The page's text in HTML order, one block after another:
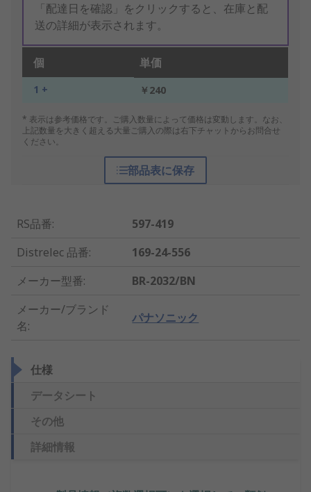
「配達日を確認」をクリックすると、在庫と配
送の詳細が表示されます。
個 単価
1 + ￥240
* 表示は参考価格です。ご購入数量によって価格は変動します。なお、
上記数量を大きく超える大量ご購入の際は右下チャットからお問合せ
ください。
部品表に保存
RS品番:
597-419
Distrelec 品番:
169-24-556
メーカー型番:
BR-2032/BN
メーカー/ブランド
名:
パナソニック
仕様
データシート
その他
詳細情報